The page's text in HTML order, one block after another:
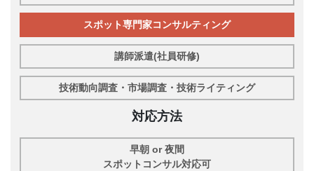
スポット専門家コンサルティング
講師派遣(社員研修)
技術動向調査・市場調査・技術ライティング
対応方法
早朝 or 夜間
スポットコンサル対応可